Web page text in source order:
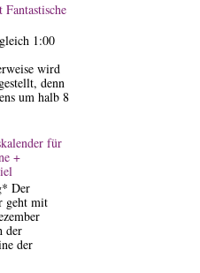
Fantastische
1:00
wird
denn
um halb 8
für
+
Der
geht mit
der
der